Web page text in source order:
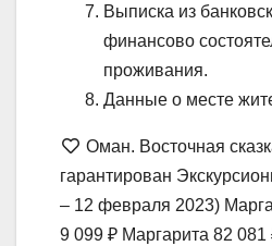
Выписка из
финансово
проживания.
Данные о месте
Оман. Восточная
гарантирован
– 12 февраля 2023)
9 099 ₽ Маргарита 82 081